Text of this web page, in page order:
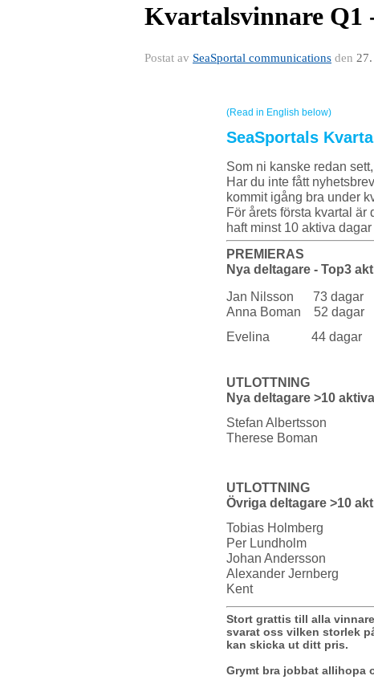
Kvartalsvinnare Q1
Postat av SeaSportal communications den
(Read in English below)
SeaSportals
Som ni kanske redan
Har du inte fått
kommit igång bra under
För årets första kvartal
haft minst 10 aktiva
PREMIERAS
Nya deltagare - Top3
Jan Nilsson 73 dagar
Anna Boman 52 dagar
Evelina 44 dagar
UTLOTTNING
Nya deltagare >10
Stefan Albertsson
Therese Boman
UTLOTTNING
Övriga deltagare >10
Tobias Holmberg
Per Lundholm
Johan Andersson
Alexander Jernberg
Kent
Stort grattis till alla
svarat oss vilken storlek
kan skicka ut ditt pris.
Grymt bra jobbat allihopa